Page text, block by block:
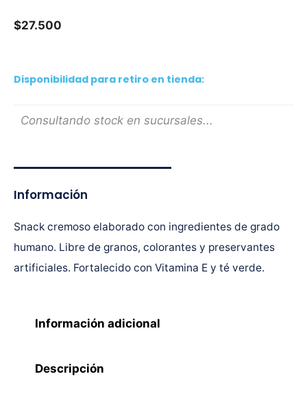
$27.500
Disponibilidad para retiro en tienda:
Consultando stock en sucursales...
Información
Snack cremoso elaborado con ingredientes de grado
humano. Libre de granos, colorantes y preservantes
artificiales. Fortalecido con Vitamina E y té verde.
Información adicional
Descripción